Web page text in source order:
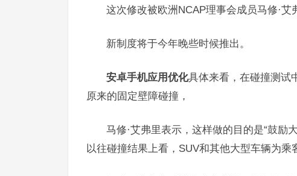
这次修改被欧洲NCAP理事会成员马修·艾
新制度将于今年晚些时候推出。
安卓手机应用优化具体来看，在碰撞测试
原来的固定壁障碰撞，
马修·艾弗里表示，这样做的目的是“鼓励
以往碰撞结果上看，SUV和其他大型车辆为乘